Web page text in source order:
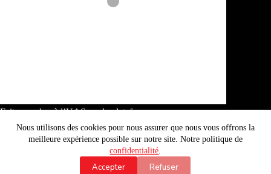
Nous utilisons des cookies pour nous assurer que nous vous offrons la
meilleure expérience possible sur notre site. Notre politique de
confidentialité.
Accepter Refuser
Faites un don à l’UAS sur la plateforme
Okpal :
Okpal.com/anarcho-syndicalisme
Je soutiens !